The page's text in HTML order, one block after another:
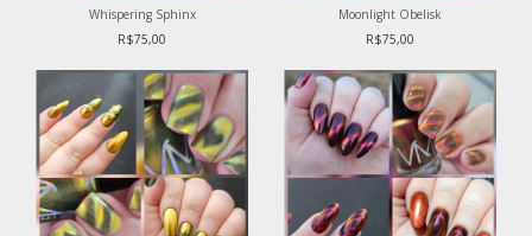
Whispering Sphinx
R$75,00
Moonlight Obelisk
R$75,00